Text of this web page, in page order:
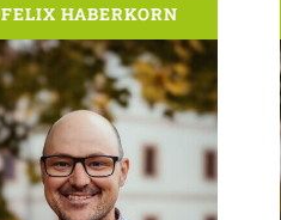
FELIX HABERKORN